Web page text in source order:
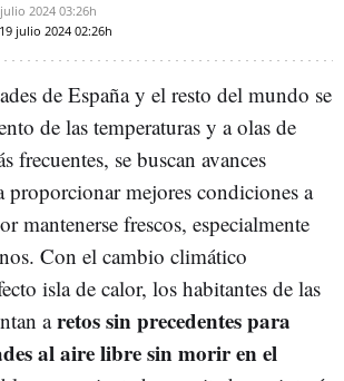
202403:26h
19 julio 2024 02:26h
de España y el resto del mundo se
de las temperaturas y a olas de
frecuentes, se buscan avances
proporcionar mejores condiciones a
mantenerse frescos, especialmente
Con el cambio climático
isla de calor, los habitantes de las
aretos sin precedentes para
al aire libre sin morir en el